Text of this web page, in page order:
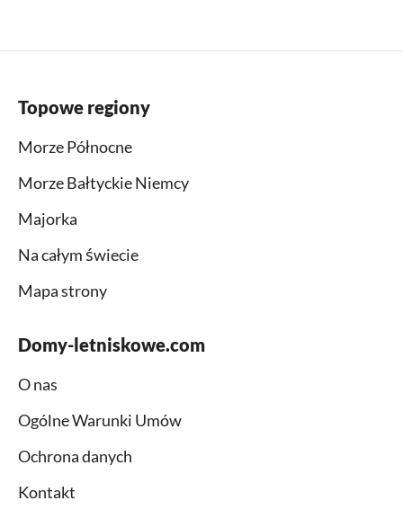
Topowe regiony
Morze Północne
Morze Bałtyckie Niemcy
Majorka
Na całym świecie
Mapa strony
Domy-letniskowe.com
O nas
Ogólne Warunki Umów
Ochrona danych
Kontakt